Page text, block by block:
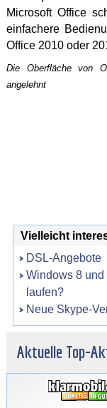
Microsoft Office
einfachere
Office 2010 oder
Die Oberfläche von
angelehnt
Vielleicht
DSL-Angebote
Windows 8 und
laufen?
Neue Skype-
Aktuelle Top-